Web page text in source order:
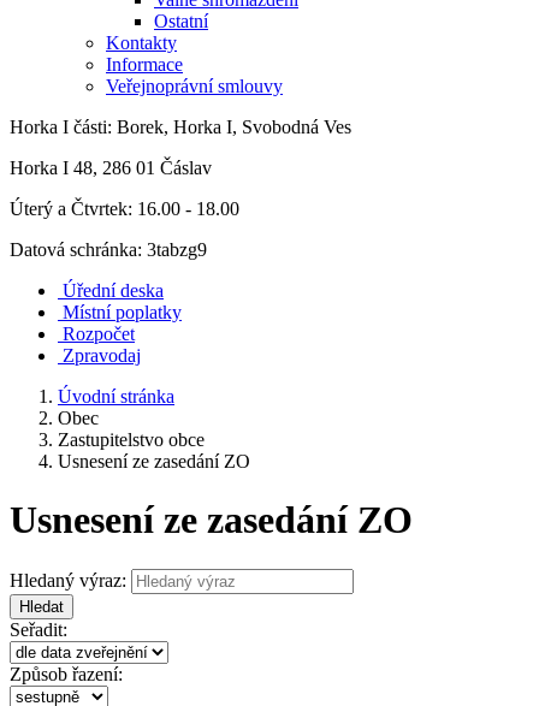
Ostatní
Kontakty
Informace
Veřejnoprávní smlouvy
Horka I části: Borek, Horka I, Svobodná Ves
Horka I 48, 286 01 Čáslav
Úterý a Čtvrtek: 16.00 - 18.00
Datová schránka: 3tabzg9
Úřední deska
Místní poplatky
Rozpočet
Zpravodaj
Úvodní stránka
Obec
Zastupitelstvo obce
Usnesení ze zasedání ZO
Usnesení ze zasedání ZO
Hledaný výraz:
Hledat
Seřadit:
Způsob řazení: